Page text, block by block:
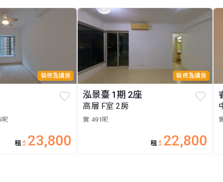
裝修及講房
呎
租$ 23,800
裝修及講房
泓景臺 1期 2座
高層 F室 2房
實 491呎
租$ 22,800